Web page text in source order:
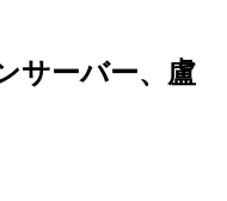
サーバー、盧